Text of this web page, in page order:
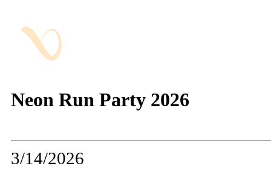
Neon Run Party 2026
3/14/2026